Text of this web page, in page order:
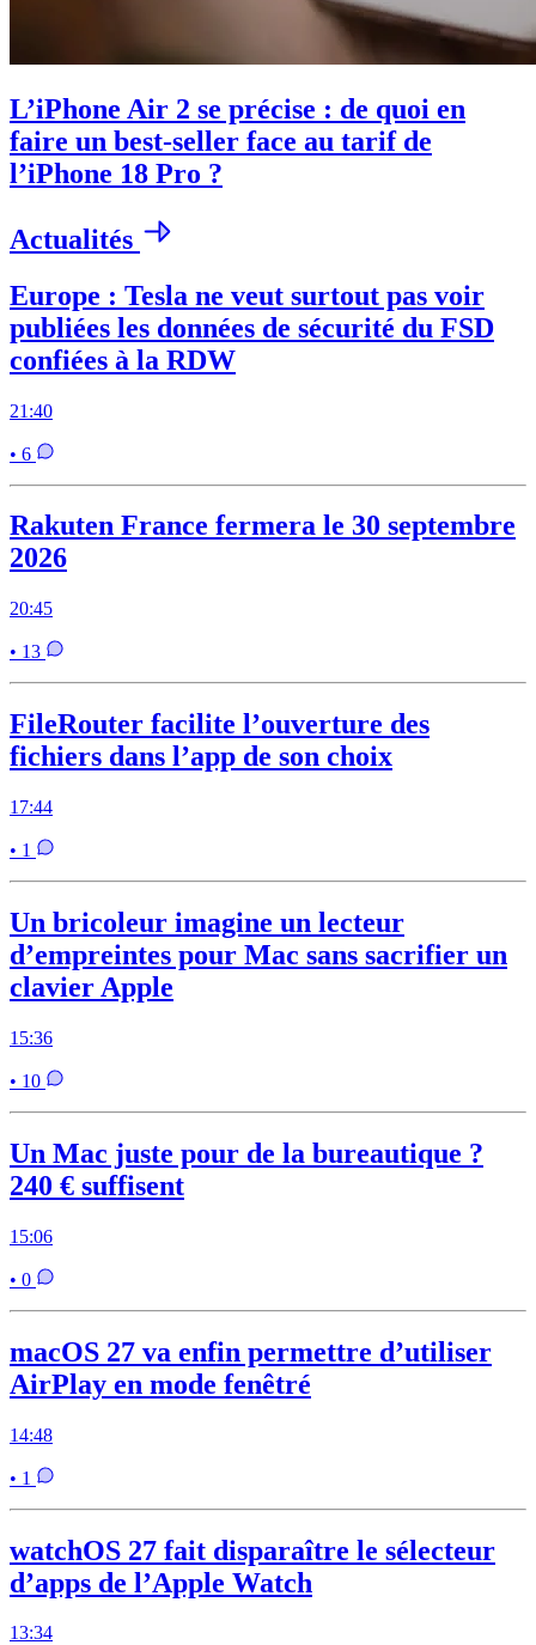
L’iPhone Air 2 se précise : de quoi en
faire un best-seller face au tarif de
l’iPhone 18 Pro ?
Actualités
Europe : Tesla ne veut surtout pas voir
publiées les données de sécurité du FSD
confiées à la RDW
21:40
• 6
Rakuten France fermera le 30 septembre
2026
20:45
• 13
FileRouter facilite l’ouverture des
fichiers dans l’app de son choix
17:44
• 1
Un bricoleur imagine un lecteur
d’empreintes pour Mac sans sacrifier un
clavier Apple
15:36
• 10
Un Mac juste pour de la bureautique ?
240 € suffisent
15:06
• 0
macOS 27 va enfin permettre d’utiliser
AirPlay en mode fenêtré
14:48
• 1
watchOS 27 fait disparaître le sélecteur
d’apps de l’Apple Watch
13:34